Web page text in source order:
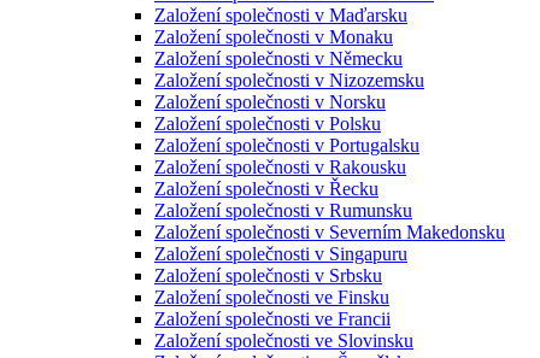
Založení společnosti v Maďarsku
Založení společnosti v Monaku
Založení společnosti v Německu
Založení společnosti v Nizozemsku
Založení společnosti v Norsku
Založení společnosti v Polsku
Založení společnosti v Portugalsku
Založení společnosti v Rakousku
Založení společnosti v Řecku
Založení společnosti v Rumunsku
Založení společnosti v Severním Makedonsku
Založení společnosti v Singapuru
Založení společnosti v Srbsku
Založení společnosti ve Finsku
Založení společnosti ve Francii
Založení společnosti ve Slovinsku